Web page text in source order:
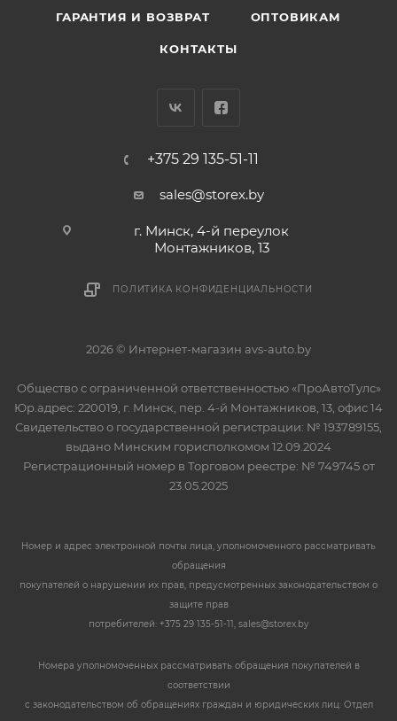
ГАРАНТИЯ И ВОЗВРАТ ОПТОВИКАМ
КОНТАКТЫ
+375 29 135-51-11
sales@storex.by
г. Минск, 4-й переулок
Монтажников, 13
ПОЛИТИКА КОНФИДЕНЦИАЛЬНОСТИ
2026 © Интернет-магазин avs-auto.by
Общество с ограниченной ответственностью «ПроАвтоТулс»
Юр.адрес: 220019, г. Минск, пер. 4-й Монтажников, 13, офис 14
Свидетельство о государственной регистрации: № 193789155,
выдано Минским горисполкомом 12.09.2024
Регистрационный номер в Торговом реестре: № 749745 от
23.05.2025
Номер и адрес электронной почты лица, уполномоченного рассматривать
обращения
покупателей о нарушении их прав, предусмотренных законодательством о
защите прав
потребителей: +375 29 135-51-11, sales@storex.by
Номера уполномоченных рассматривать обращения покупателей в
соответствии
с законодательством об обращениях граждан и юридических лиц: Отдел